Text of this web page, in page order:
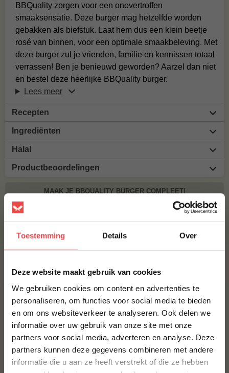
Toestemming Details Over
Deze website maakt gebruik van cookies
We gebruiken cookies om content en advertenties te
personaliseren, om functies voor social media te bieden
en om ons websiteverkeer te analyseren. Ook delen we
informatie over uw gebruik van onze site met onze
partners voor social media, adverteren en analyse. Deze
partners kunnen deze gegevens combineren met andere
informatie die u aan ze heeft verstrekt of die ze hebben
BBQuality zorgen voor een onovertroffen
smaaksensatie. Deze burger mag hetzelfde worden
gebakken als biefstuk. Laat hem dus een klein beetje
rosé van binnen, voor een optimale smaakbeleving. Met
deze burger zul je vrienden, familie en kennissen totaal
verrassen! Ben je benieuwd geworden? Aarzel dan niet
en bestel deze heerlijke BBQuality burger.
Lees meer
Recepten
Ingrediënten
Halal
Productbeoordelingen
MAAK JE BBQUALITY BURGER COMPLEET!
€ 9,95
10% korting op je
eerste bestelling*
Schrijf je in voor onze nieuwsbrief en ontvang direct
10% korting op jouw eerste bestelling.